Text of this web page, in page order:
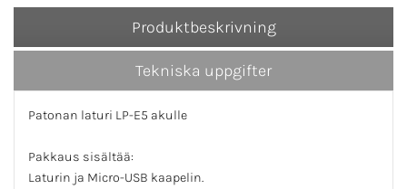
Produktbeskrivning
Tekniska uppgifter
Patonan laturi LP-E5 akulle
Pakkaus sisältää:
Laturin ja Micro-USB kaapelin.